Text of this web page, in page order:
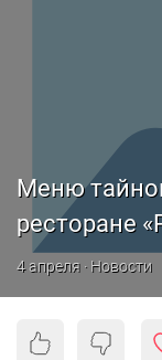
Меню
ресторане
4 апреля · Новости